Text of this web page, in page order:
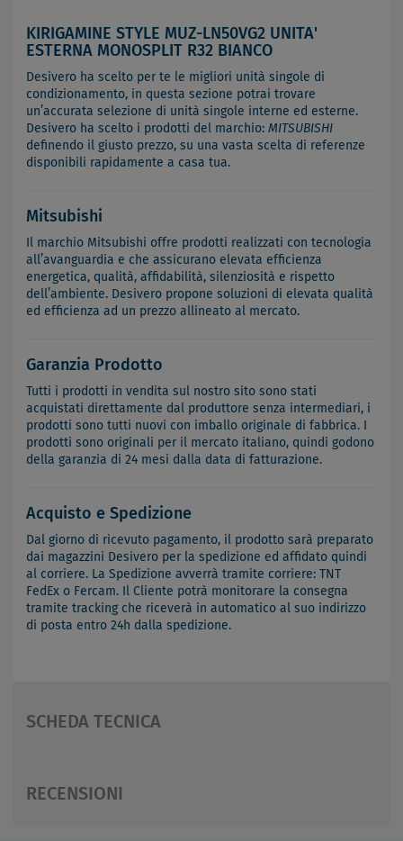
KIRIGAMINE STYLE MUZ-LN50VG2 UNITA'
ESTERNA MONOSPLIT R32 BIANCO
Desivero ha scelto per te le migliori unità singole di
condizionamento, in questa sezione potrai trovare
un’accurata selezione di unità singole interne ed esterne.
Desivero ha scelto i prodotti del marchio: MITSUBISHI
definendo il giusto prezzo, su una vasta scelta di referenze
disponibili rapidamente a casa tua.
Mitsubishi
Il marchio Mitsubishi offre prodotti realizzati con tecnologia
all’avanguardia e che assicurano elevata efficienza
energetica, qualità, affidabilità, silenziosità e rispetto
dell’ambiente. Desivero propone soluzioni di elevata qualità
ed efficienza ad un prezzo allineato al mercato.
Garanzia Prodotto
Tutti i prodotti in vendita sul nostro sito sono stati
acquistati direttamente dal produttore senza intermediari, i
prodotti sono tutti nuovi con imballo originale di fabbrica. I
prodotti sono originali per il mercato italiano, quindi godono
della garanzia di 24 mesi dalla data di fatturazione.
Acquisto e Spedizione
Dal giorno di ricevuto pagamento, il prodotto sarà preparato
dai magazzini Desivero per la spedizione ed affidato quindi
al corriere. La Spedizione avverrà tramite corriere: TNT
FedEx o Fercam. Il Cliente potrà monitorare la consegna
tramite tracking che riceverà in automatico al suo indirizzo
di posta entro 24h dalla spedizione.
SCHEDA TECNICA
RECENSIONI